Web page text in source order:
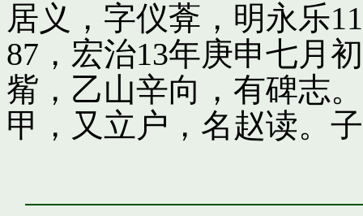
居义，字仪葊，明永乐
87，宏治13年庚申七月
觜，乙山辛向，有碑志
甲，又立户，名赵读。